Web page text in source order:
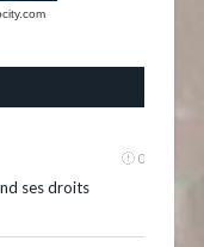
0
ses droits